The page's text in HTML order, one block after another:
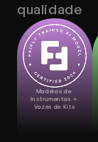
qualidade
Modelos de
Instrumentos +
Vozes de Kits